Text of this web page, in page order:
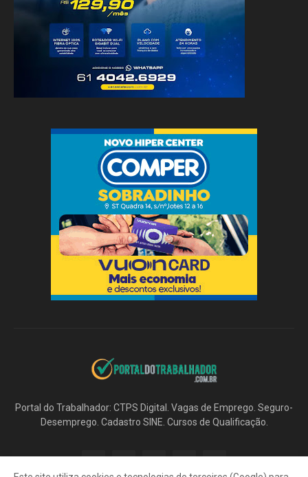
Portal do Trabalhador: CTPS Digital. Vagas de Emprego. Seguro-
Desemprego. Cadastro SINE. Cursos de Qualificação.